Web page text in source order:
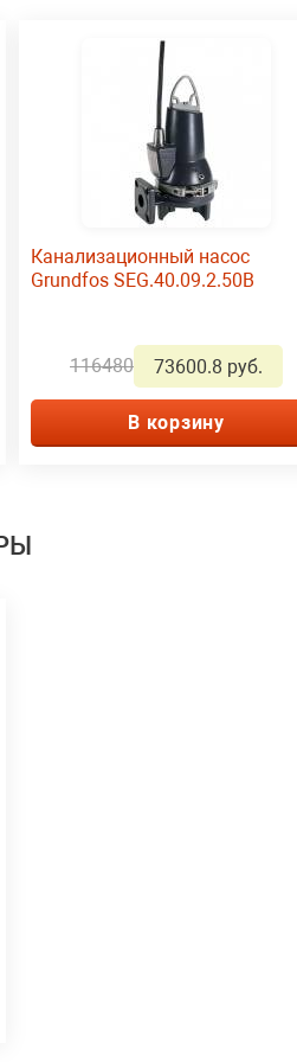
Канализационный насос
Grundfos SEG.40.09.2.50B
116480 73600.8 руб.
В корзину